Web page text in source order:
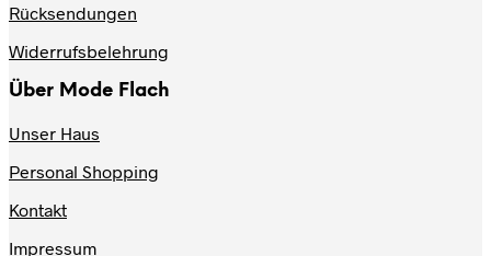
Rücksendungen
Widerrufsbelehrung
Über Mode Flach
Unser Haus
Personal Shopping
Kontakt
Impressum